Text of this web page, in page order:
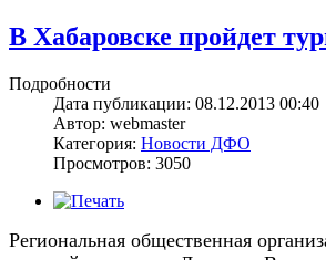
В Хабаровске пройдет
Подробности
Дата публикации: 08.12.2013 00:40
Автор: webmaster
Категория: Новости ДФО
Просмотров: 3050
Региональная общественная